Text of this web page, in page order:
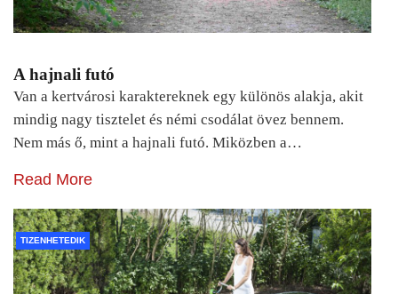
A hajnali futó
Van a kertvárosi karaktereknek egy különös alakja, akit
mindig nagy tisztelet és némi csodálat övez bennem.
Nem más ő, mint a hajnali futó. Miközben a…
Read More
TIZENHETEDIK